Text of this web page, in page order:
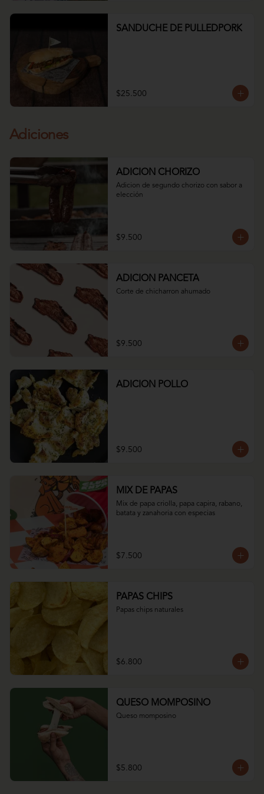
SANDUCHE DE PULLEDPORK
$25.500
Adiciones
ADICION CHORIZO
Adicion de segundo chorizo con sabor a
elección
$9.500
ADICION PANCETA
Corte de chicharron ahumado
$9.500
ADICION POLLO
$9.500
MIX DE PAPAS
Mix de papa criolla, papa capira, rabano,
batata y zanahoria con especias
$7.500
PAPAS CHIPS
Papas chips naturales
$6.800
QUESO MOMPOSINO
Queso momposino
$5.800